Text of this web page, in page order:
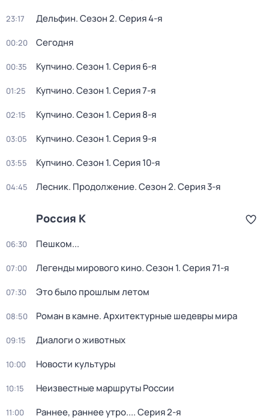
23:17 Дельфин. Сезон 2. Серия 4-я
00:20 Сегодня
00:35 Купчино. Сезон 1. Серия 6-я
01:25 Купчино. Сезон 1. Серия 7-я
02:15 Купчино. Сезон 1. Серия 8-я
03:05 Купчино. Сезон 1. Серия 9-я
03:55 Купчино. Сезон 1. Серия 10-я
04:45 Лесник. Продолжение. Сезон 2. Серия 3-я
Россия К
06:30 Пешком...
07:00 Легенды мирового кино. Сезон 1. Серия 71-я
07:30 Это было прошлым летом
08:50 Роман в камне. Архитектурные шедевры мира
09:15 Диалоги о животных
10:00 Новости культуры
10:15 Неизвестные маршруты России
11:00 Раннее, раннее утро.... Серия 2-я